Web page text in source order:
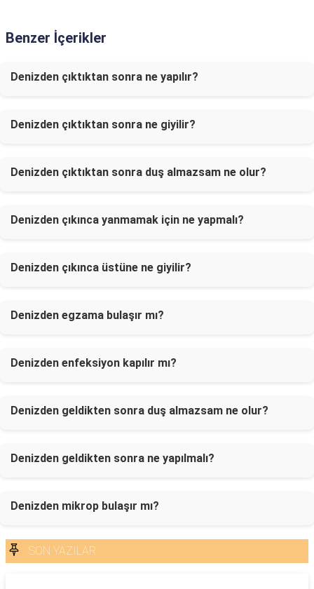
Benzer İçerikler
Denizden çıktıktan sonra ne yapılır?
Denizden çıktıktan sonra ne giyilir?
Denizden çıktıktan sonra duş almazsam ne olur?
Denizden çıkınca yanmamak için ne yapmalı?
Denizden çıkınca üstüne ne giyilir?
Denizden egzama bulaşır mı?
Denizden enfeksiyon kapılır mı?
Denizden geldikten sonra duş almazsam ne olur?
Denizden geldikten sonra ne yapılmalı?
Denizden mikrop bulaşır mı?
SON YAZILAR